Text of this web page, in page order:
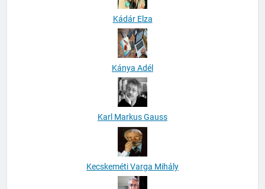
Kádár Elza
Kánya Adél
Karl Markus Gauss
Kecskeméti Varga Mihály